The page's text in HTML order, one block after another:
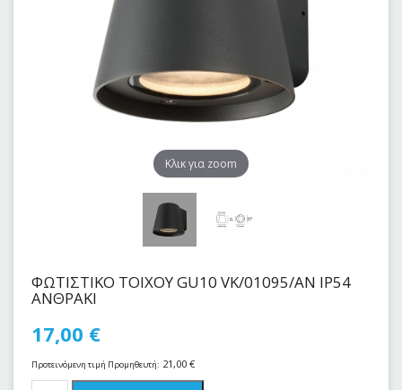
Kλικ για zoom
ΦΩΤΙΣΤΙΚΟ TOIXOY GU10 VK/01095/AN IP54
ΑΝΘΡΑΚΙ
17,00 €
Προτεινόμενη τιμή Προμηθευτή: 21,00 €